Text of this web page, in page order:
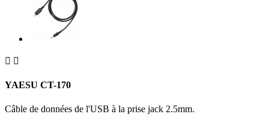
 
YAESU CT-170
Câble de données de l'USB à la prise jack 2.5mm.